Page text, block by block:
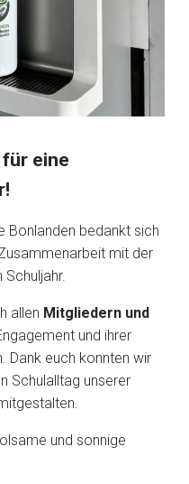
eine
Bonlanden bedankt sich
mit der
allen Mitgliedern und
und ihrer
Dank euch konnten wir
Schulalltag unserer
und sonnige